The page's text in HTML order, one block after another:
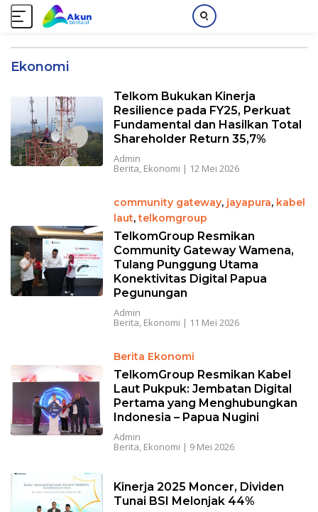
Ekonomi
Telkom Bukukan Kinerja
Resilience pada FY25, Perkuat
Fundamental dan Hasilkan Total
Shareholder Return 35,7%
Admin
Berita, Ekonomi | 12 Mei 2026
community gateway, jayapura, kabel
laut,telkomgroup
TelkomGroup Resmikan
Community Gateway Wamena,
Tulang Punggung Utama
Konektivitas Digital Papua
Pegunungan
Admin
Berita, Ekonomi | 11 Mei 2026
Berita Ekonomi
TelkomGroup Resmikan Kabel
Laut Pukpuk: Jembatan Digital
Pertama yang Menghubungkan
Indonesia – Papua Nugini
Admin
Berita, Ekonomi | 9 Mei 2026
Kinerja 2025 Moncer, Dividen
Tunai BSI Melonjak 44%